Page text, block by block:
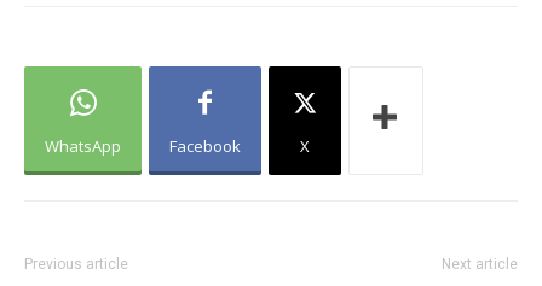
WhatsApp Facebook X
Previous article Next article